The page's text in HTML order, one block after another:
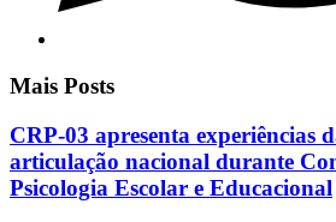
Mais Posts
CRP-03 apresenta experiências
articulação nacional durante
Psicologia Escolar e Educacional